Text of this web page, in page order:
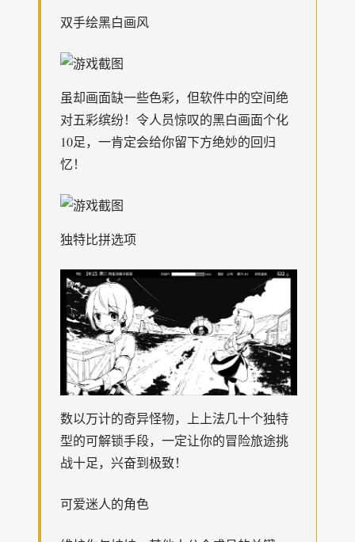
双手绘黑白画风
虽却画面缺一些色彩，但软件中的空间绝
对五彩缤纷！令人员惊叹的黑白画面个化
10足，一肯定会给你留下方绝妙的回归
忆！
独特比拼选项
数以万计的奇异怪物，上上法几十个独特
型的可解锁手段，一定让你的冒险旅途挑
战十足，兴奋到极致！
可爱迷人的角色